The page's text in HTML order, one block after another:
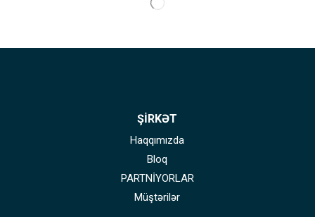
ŞİRKƏT
Haqqımızda
Bloq
PARTNİYORLAR
Müştərilər